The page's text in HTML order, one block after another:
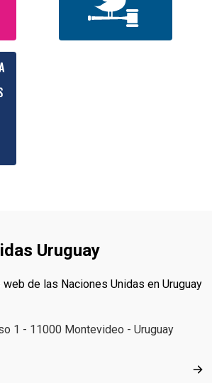
Uruguay
de las Naciones Unidas en Uruguay
1 - 11000 Montevideo - Uruguay